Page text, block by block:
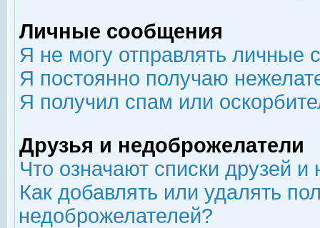
Личные сообщения
Я не могу отправлять личные
Я постоянно получаю
Я получил спам или
Друзья и недоброжелатели
Что означают списки друзей
Как добавлять или удалять
недоброжелателей?